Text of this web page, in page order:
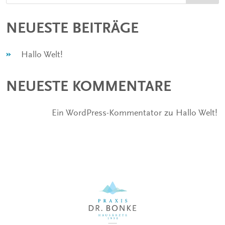
NEUESTE BEITRÄGE
Hallo Welt!
NEUESTE KOMMENTARE
Ein WordPress-Kommentator zu Hallo Welt!